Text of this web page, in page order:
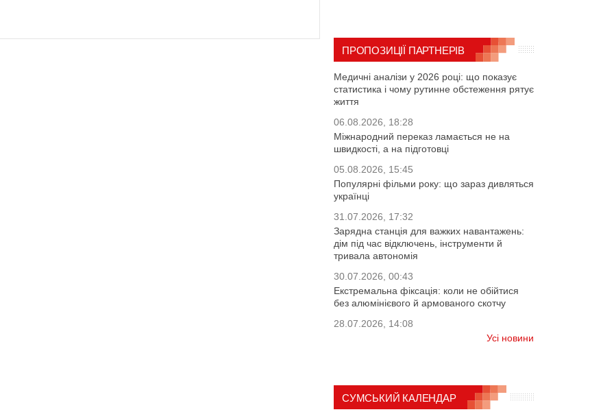
ПРОПОЗИЦІЇ ПАРТНЕРІВ
Медичні аналізи у 2026 році: що показує
статистика і чому рутинне обстеження рятує
життя
06.08.2026, 18:28
Міжнародний переказ ламається не на
швидкості, а на підготовці
05.08.2026, 15:45
Популярні фільми року: що зараз дивляться
українці
31.07.2026, 17:32
Зарядна станція для важких навантажень:
дім під час відключень, інструменти й
тривала автономія
30.07.2026, 00:43
Екстремальна фіксація: коли не обійтися
без алюмінієвого й армованого скотчу
28.07.2026, 14:08
Усі новини
СУМСЬКИЙ КАЛЕНДАР